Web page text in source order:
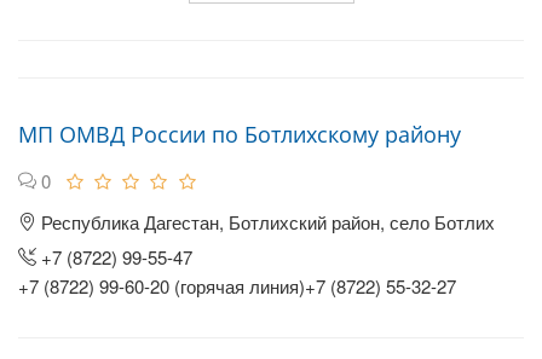
МП ОМВД России по Ботлихскому району
0
Республика Дагестан, Ботлихский район, село Ботлих
+7 (8722) 99-55-47
+7 (8722) 99-60-20 (горячая линия)+7 (8722) 55-32-27